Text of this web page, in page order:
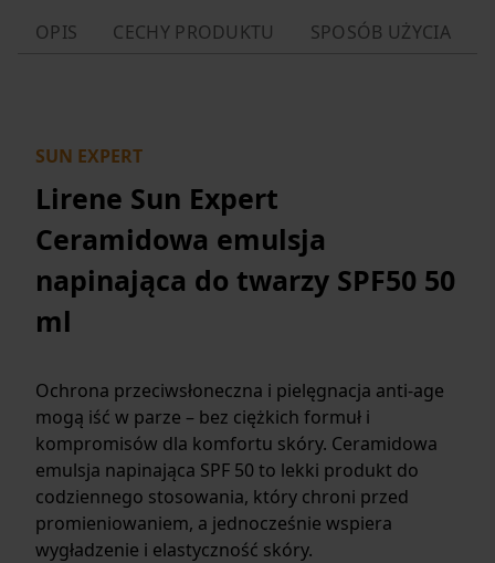
OPIS CECHY PRODUKTU SPOSÓB UŻYCIA
SUN EXPERT
Lirene Sun Expert
Ceramidowa emulsja
napinająca do twarzy SPF50 50
ml
Ochrona przeciwsłoneczna i pielęgnacja anti-age
mogą iść w parze – bez ciężkich formuł i
kompromisów dla komfortu skóry. Ceramidowa
emulsja napinająca SPF 50 to lekki produkt do
codziennego stosowania, który chroni przed
promieniowaniem, a jednocześnie wspiera
wygładzenie i elastyczność skóry.